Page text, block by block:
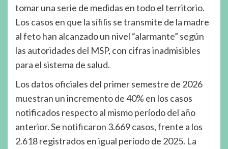
tomar una serie de medidas en todo el territorio.
Los casos en que la sífilis se transmite de la madre
al feto han alcanzado un nivel “alarmante” según
las autoridades del MSP, con cifras inadmisibles
para el sistema de salud.
Los datos oficiales del primer semestre de 2026
muestran un incremento de 40% en los casos
notificados respecto al mismo período del año
anterior. Se notificaron 3.669 casos, frente a los
2.618 registrados en igual período de 2025. La